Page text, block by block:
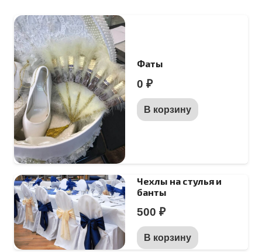
Фаты
0 ₽
В корзину
Чехлы на стулья и
банты
500 ₽
В корзину